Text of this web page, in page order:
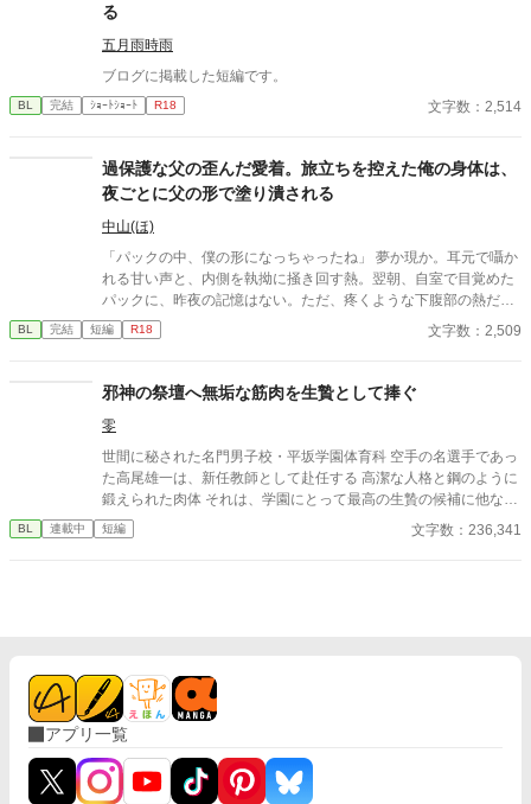
る
五月雨時雨
ブログに掲載した短編です。
BL 完結 ｼｮｰﾄｼｮｰﾄ R18 文字数：2,514
過保護な父の歪んだ愛着。旅立ちを控えた俺の身体は、
夜ごとに父の形で塗り潰される
中山(ほ)
「パックの中、僕の形になっちゃったね」 夢か現か。耳元で囁か
れる甘い声と、内側を執拗に掻き回す熱。翌朝、自室で目覚めた
パックに、昨夜の記憶はない。ただ、疼くような下腹部の熱だけ
が残っていた。 相談しようと向かった相手こそが、自分を侵食し
ている張本人だとも知らずに、パックは父の部屋の扉を開く。 こ
BL 完結 短編 R18 文字数：2,509
邪神の祭壇へ無垢な筋肉を生贄として捧ぐ
零
世間に秘された名門男子校・平坂学園体育科 空手の名選手であっ
た高尾雄一は、新任教師として赴任する 高潔な人格と鋼のように
鍛えられた肉体 それは、学園にとって最高の生贄の候補に他なら
なかった 至高の筋肉を持つ、精神を削られ意志をなくした青年を
太古の神に捧げるため、“水”、“風”、“土”の信奉者達が暗躍する 意
BL 連載中 短編 文字数：236,341
アプリ一覧